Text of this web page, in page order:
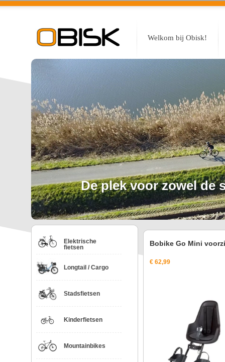
Welkom bij Obisk!
De plek voor zowel de
Elektrische
fietsen
Longtail / Cargo
Stadsfietsen
Kinderfietsen
Mountainbikes
Bobike Go Mini
€ 62,99